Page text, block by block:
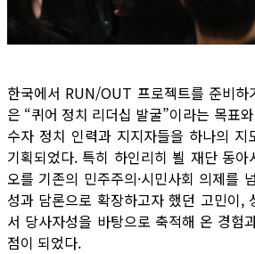
한국에서 RUN/OUT 프로젝트를 준비하
은 “퀴어 정치 리더십 발굴”이라는 목표
수자 정치 인력과 지지자들을 하나의 지
기획되었다. 특히 하인리히 뵐 재단 동아
오를 기존의 민주주의·시민사회 의제를
성과 담론으로 확장하고자 했던 고민이,
서 당사자성을 바탕으로 축적해 온 경험
점이 되었다.